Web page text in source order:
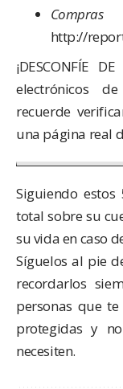
http://
¡DESCONFÍE
electrónicos
recuerde
una página real
Siguiendo
total sobre su
su vida en caso
Síguelos al pie
recordarlos
personas que
protegidas y
necesiten.